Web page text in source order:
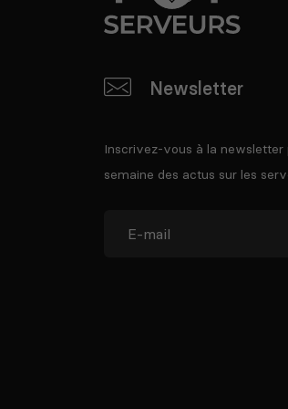
Newsletter
Inscrivez-vous à la
semaine des actus sur les